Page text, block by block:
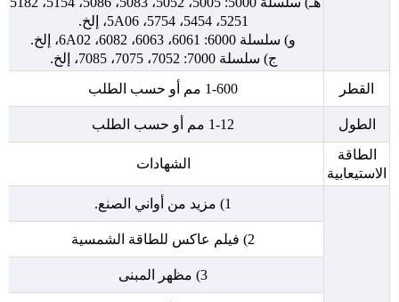
5251، 5454، 5754، 5A06، إلخ.
و) سلسلة 6000: 6061، 6063، 6082، 6A02، إلخ.
ج) سلسلة 7000: 7052، 7075، 7085، إلخ.
القطر
1-600 مم أو حسب الطلب
الطول
1-12 مم أو حسب الطلب
الطاقة
الاستيعابية
الشهادات
1) مزيد من أواني الصنع.
2) فيلم عاكس للطاقة الشمسية
3) مظهر المبنى